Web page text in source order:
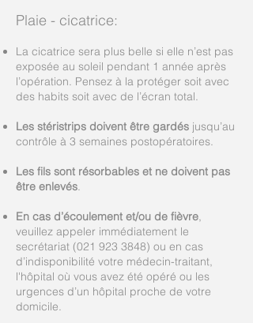
Plaie - cicatrice:
La cicatrice sera plus belle si elle n’est pas
exposée au soleil pendant 1 année après
l’opération. Pensez à la protéger soit avec
des habits soit avec de l’écran total.
Les stéristrips doivent être gardés jusqu’au
contrôle à 3 semaines postopératoires.
Les fils sont résorbables et ne doivent pas
être enlevés.
En cas d’écoulement et/ou de fièvre,
veuillez appeler immédiatement le
secrétariat (021 923 3848) ou en cas
d’indisponibilité votre médecin-traitant,
l'hôpital où vous avez été opéré ou les
urgences d’un hôpital proche de votre
domicile.